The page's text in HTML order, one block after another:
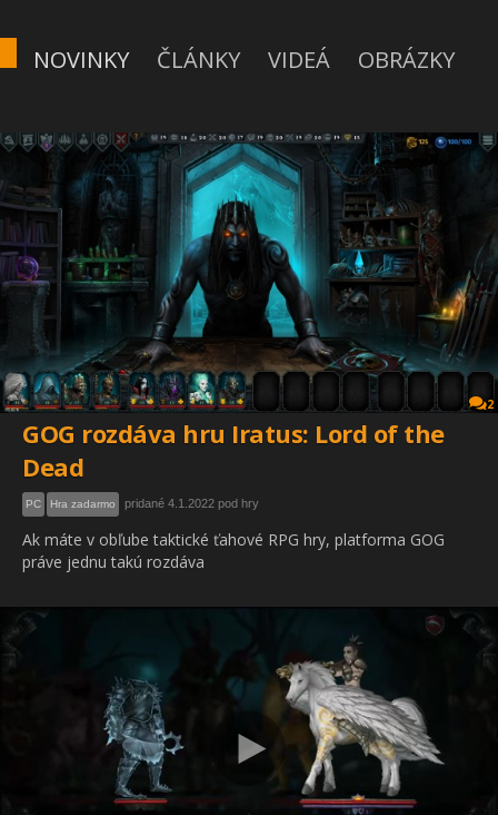
NOVINKY ČLÁNKY VIDEÁ OBRÁZKY
2
GOG rozdáva hru Iratus: Lord of the
Dead
PC Hra zadarmo pridané 4.1.2022 pod hry
Ak máte v obľube taktické ťahové RPG hry, platforma GOG
práve jednu takú rozdáva